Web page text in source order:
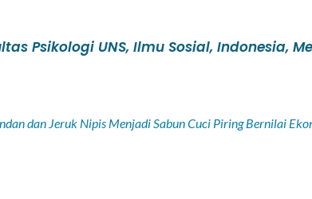
Psikologi UNS,Ilmu Sosial,Indonesia,